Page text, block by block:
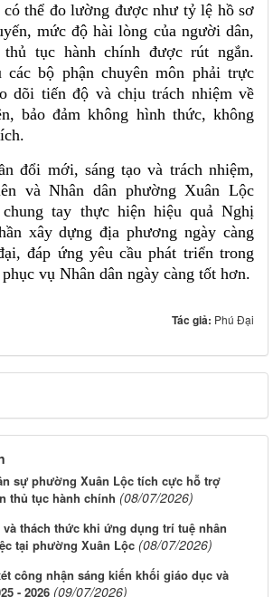
có thể đo lường được như tỷ lệ hồ sơ
mức độ hài lòng của người dân,
tục hành chính được rút ngắn.
các bộ phận chuyên môn phải trực
dõi tiến độ và chịu trách nhiệm về
bảo đảm không hình thức, không
đổi mới, sáng tạo và trách nhiệm,
và Nhân dân phường Xuân Lộc
tay thực hiện hiệu quả Nghị
xây dựng địa phương ngày càng
đáp ứng yêu cầu phát triển trong
vụ Nhân dân ngày càng tốt hơn.
Tác giả: Phú Đại
sự phường Xuân Lộc tích cực hỗ trợ
thủ tục hành chính (08/07/2026)
thách thức khi ứng dụng trí tuệ nhân
tại phường Xuân Lộc (08/07/2026)
công nhận sáng kiến khối giáo dục và
- 2026 (09/07/2026)